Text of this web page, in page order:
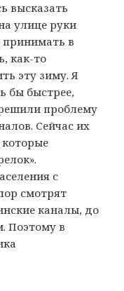
высказать
улице руки
в
как-то
эту зиму. Я
бы быстрее,
проблему
Сейчас их
с
смотрят
каналы, до
Поэтому в